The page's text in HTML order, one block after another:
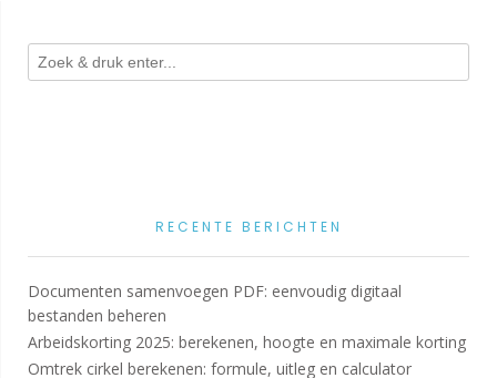
RECENTE BERICHTEN
Documenten samenvoegen PDF: eenvoudig digitaal
bestanden beheren
Arbeidskorting 2025: berekenen, hoogte en maximale korting
Omtrek cirkel berekenen: formule, uitleg en calculator